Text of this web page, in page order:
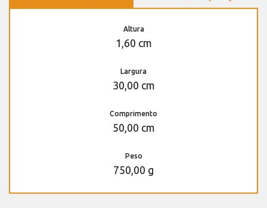
Altura
1,60 cm
Largura
30,00 cm
Comprimento
50,00 cm
Peso
750,00 g